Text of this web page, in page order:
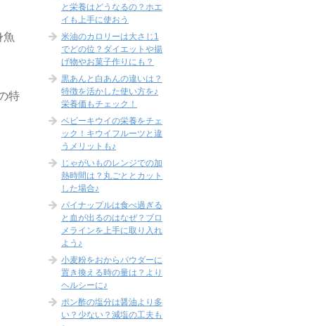
魚
特
と栄養はどうなるの？ホエ
イも上手に使おう
米油のカロリーは大さじ1
でどの位？ダイエットや揚
げ物やお菓子作りにも？
黒あんと白あんの違いは？
特徴を活かした使い方を♪
栄養価もチェック！
ベビーキウイの栄養をチェ
ック！キウイフルーツと違
うメリットも♪
じゃがいものレンジでの加
熱時間は？丸ごととカット
した場合♪
パイナップルは食べ過ぎる
と血が出るのはなぜ？ブロ
メラインを上手に取り入れ
よう♪
小麦粉をおからパウダーに
置き換える時の量は？より
ヘルシーに♪
ポン酢の塩分は醤油より多
い？少ない？減塩の工夫も